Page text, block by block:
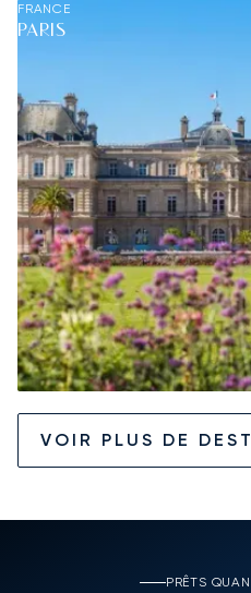
FRANCE
PARIS
VOIR PLUS DE
PRÊTS